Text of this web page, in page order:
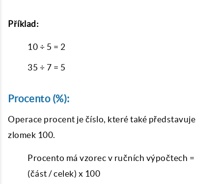
Příklad:
10 ÷ 5 = 2
35 ÷ 7 = 5
Procento (%):
Operace procent je číslo, které také představuje
zlomek 100.
Procento má vzorec v ručních výpočtech =
(část / celek) x 100